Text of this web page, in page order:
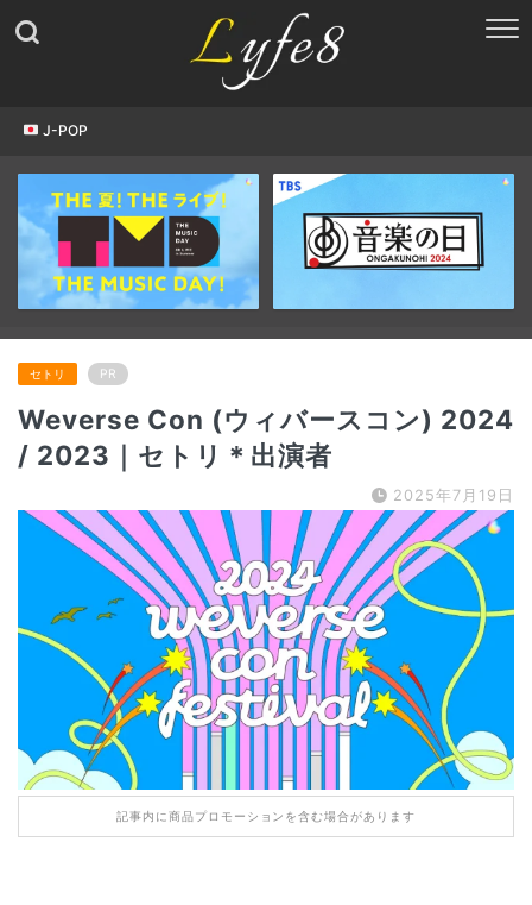
J-POP
セトリ PR
Weverse Con (ウィバースコン) 2024
/ 2023｜セトリ＊出演者
2025年7月19日
記事内に商品プロモーションを含む場合があります